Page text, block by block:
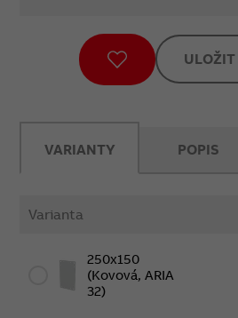
VARIANTY
Varianta
250x150
(kovová, ARIA
32)
POPIS